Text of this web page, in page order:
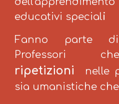
educativi speciali
Fanno parte di
Professori
ripetizioni
nelle
sia umanistiche